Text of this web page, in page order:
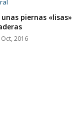
unas piernas «lisas»
Oct, 2016